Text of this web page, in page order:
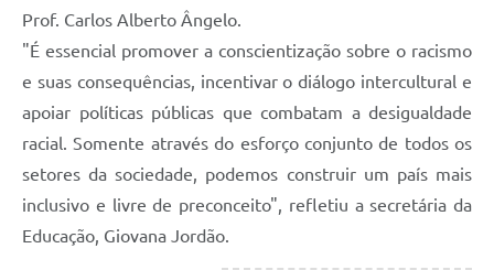
Prof. Carlos Alberto Ângelo.
"É essencial promover a conscientização sobre o racismo
e suas consequências, incentivar o diálogo intercultural e
apoiar políticas públicas que combatam a desigualdade
racial. Somente através do esforço conjunto de todos os
setores da sociedade, podemos construir um país mais
inclusivo e livre de preconceito", refletiu a secretária da
Educação, Giovana Jordão.